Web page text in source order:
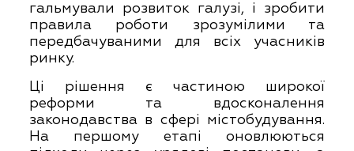
гальмували розвиток галузі, і зробити
правила роботи зрозумілими та
передбачуваними для всіх учасників
ринку.
Ці рішення є частиною широкої
реформи та вдосконалення
законодавства в сфері містобудування.
На першому етапі оновлюються